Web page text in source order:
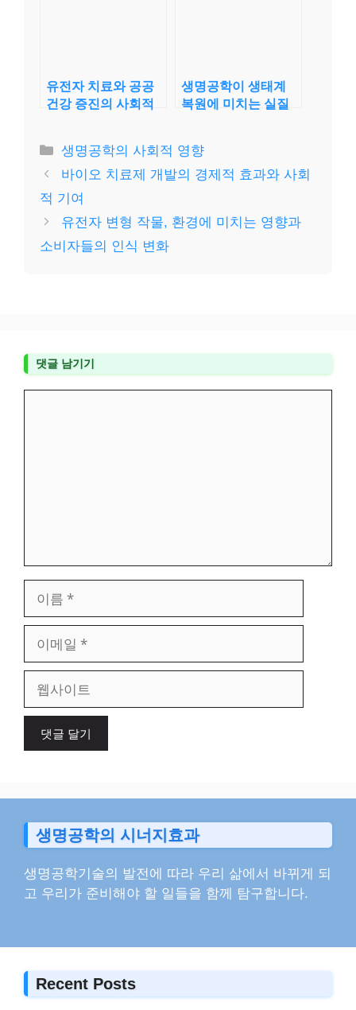
유전자 치료와 공공
건강 증진의 사회적
생명공학이 생태계
복원에 미치는 실질
카
테
리
생명공학의 사회적 영향
바이오 치료제 개발의 경제적 효과와 사회
적 기여
유전자 변형 작물, 환경에 미치는 영향과
소비자들의 인식 변화
댓글 남기기
일
이
생명공학의 시너지효과
생명공학기술의 발전에 따라 우리 삶에서 바뀌게 되
고 우리가 준비해야 할 일들을 함께 탐구합니다.
Recent Posts